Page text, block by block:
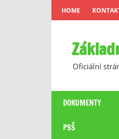
Skip
to
HOME
Oficiální
DOKUMENTY
PSŠ